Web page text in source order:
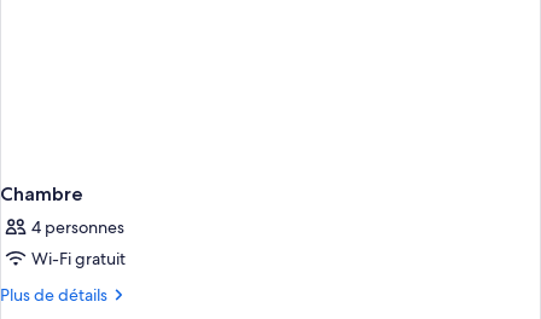
Chambre
4 personnes
Wi-Fi gratuit
Plus de détails
Plus